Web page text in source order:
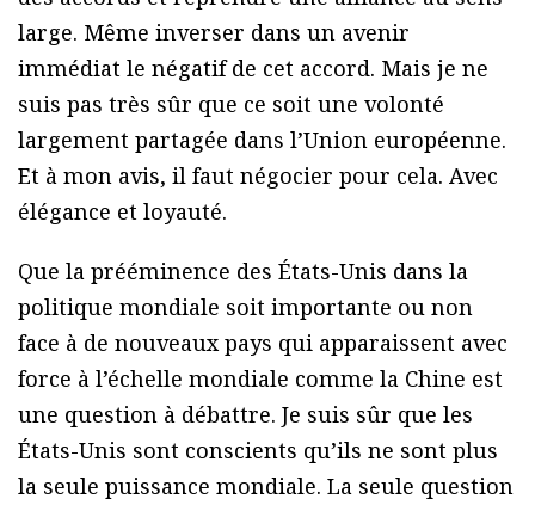
large. Même inverser dans un avenir
immédiat le négatif de cet accord. Mais je ne
suis pas très sûr que ce soit une volonté
largement partagée dans l’Union européenne.
Et à mon avis, il faut négocier pour cela. Avec
élégance et loyauté.
Que la prééminence des États-Unis dans la
politique mondiale soit importante ou non
face à de nouveaux pays qui apparaissent avec
force à l’échelle mondiale comme la Chine est
une question à débattre. Je suis sûr que les
États-Unis sont conscients qu’ils ne sont plus
la seule puissance mondiale. La seule question